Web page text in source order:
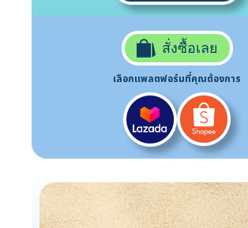
สั่งซื้อเลย
เลือกแพลตฟอร์มที่คุณต้องการ